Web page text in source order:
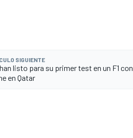
SIGUIENTE
listo para su primer test en un F1 con
en Qatar